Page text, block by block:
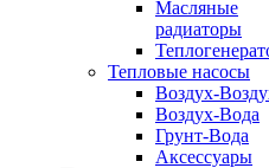
Масляные
радиаторы
Тепловые насосы
Воздух-
Воздух-Вода
Грунт-Вода
Аксессуары